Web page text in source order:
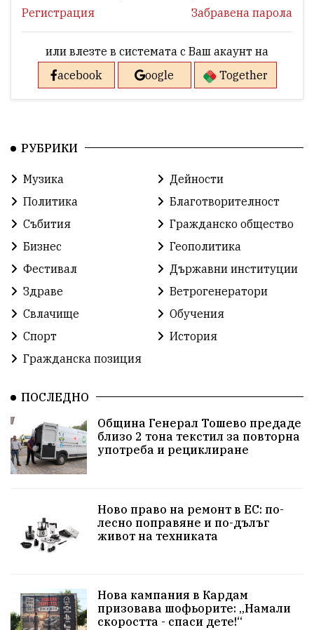
Регистрация Забравена парола
или влезте в системата с Ваш акаунт на
acebook
oogle Together
РУБРИКИ
Музика
Дейности
Политика
Благотворителност
Събития
Гражданско общество
Бизнес
Геополитика
Фестивал
Държавни институции
Здраве
Ветрогенератори
Свлачище
Обучения
Спорт
История
Гражданска позиция
ПОСЛЕДНО
Община Генерал Тошево предаде
близо 2 тона текстил за повторна
употреба и рециклиране
Ново право на ремонт в ЕС: по-
лесно поправяне и по-дълъг
живот на техниката
Нова кампания в Кардам
призовава шофьорите: „Намали
скоростта - спаси дете!“